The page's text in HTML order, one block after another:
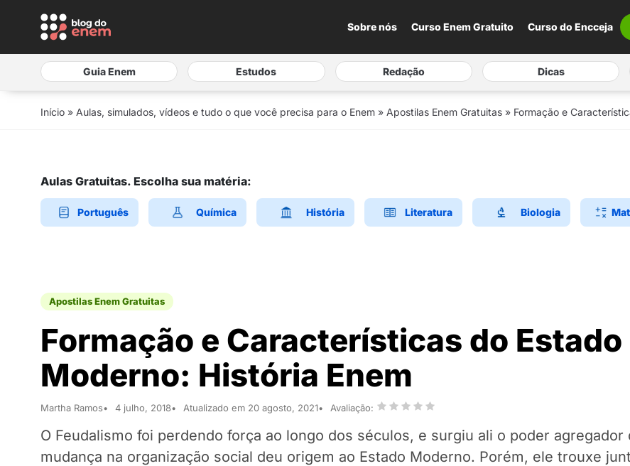
Sobre nós Curso Enem Gratuito Curso do Encceja
Guia Enem Estudos Redação Dicas
Início » Aulas, simulados, vídeos e tudo o que você precisa para o Enem » Apostilas Enem Gratuitas » Formação e
Aulas Gratuitas. Escolha sua matéria:
Português Química História Literatura Biologia
Apostilas Enem Gratuitas
Formação e Características do Estado
Moderno: História Enem
Martha Ramos 4 julho, 2018 Atualizado em 20 agosto, 2021 Avaliação:
O Feudalismo foi perdendo força ao longo dos séculos, e surgiu ali o poder agregador
mudança na organização social deu origem ao Estado Moderno. Porém, ele trouxe